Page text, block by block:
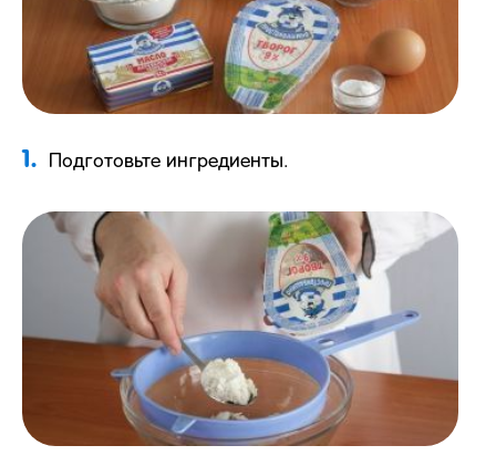
1. Подготовьте ингредиенты.